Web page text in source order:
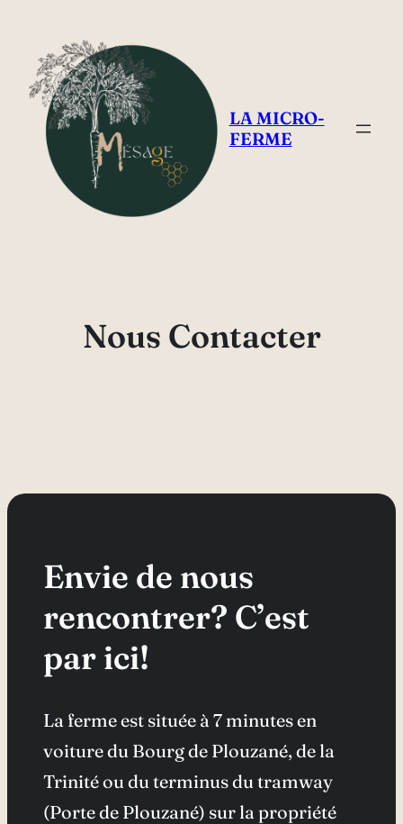
contenu
LA MICRO-
FERME
Nous Contacter
Envie de nous
rencontrer? C’est
par ici!
La ferme est située à 7 minutes en
voiture du Bourg de Plouzané, de la
Trinité ou du terminus du tramway
(Porte de Plouzané) sur la propriété